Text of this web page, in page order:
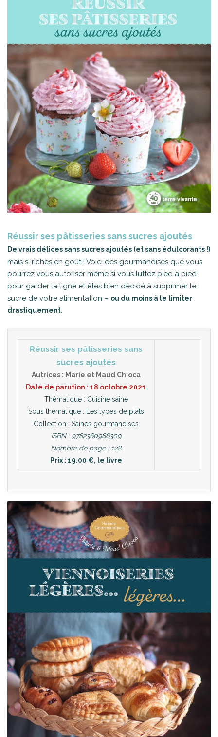
Réussir ses pâtisseries sans sucres ajoutés
De vrais délices sans sucres ajoutés (et sans édulcorants !)
mais si riches en goût ! Voici des gourmandises que vous
pourrez vous autoriser même si vous luttez pied à pied
pour garder la ligne et êtes bien décidé à supprimer le
sucre de votre alimentation – ou du moins à le limiter
drastiquement.
Réussir ses pâtisseries sans
sucres ajoutés
Autrices : Marie et Maud Chioca
Date de parution : 18 octobre 2021
Thématique : Cuisine saine
Sous thématique : Les types de plats
Collection : Saines gourmandises
ISBN : 9782360986309
Nombre de page : 128
Prix : 19.00 €, le livre